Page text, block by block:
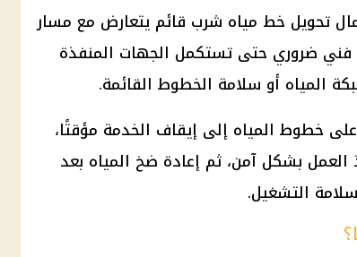
تحويل خط مياه شرب قائم يتعارض مع مسار
فني ضروري حتى تستكمل الجهات المنفذة
المياه أو سلامة الخطوط القائمة.
على خطوط المياه إلى إيقاف الخدمة مؤقتًا،
بشكل آمن، ثم إعادة ضخ المياه بعد
سلامة التشغيل.